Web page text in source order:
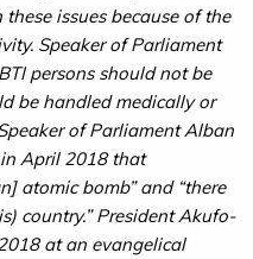
issues because of the
Speaker of Parliament
persons should not be
be handled medically or
of Parliament Alban
April 2018 that
atomic bomb” and “there
country.” President Akufo-
at an evangelical